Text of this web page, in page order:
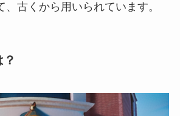
、古くから用いられています。